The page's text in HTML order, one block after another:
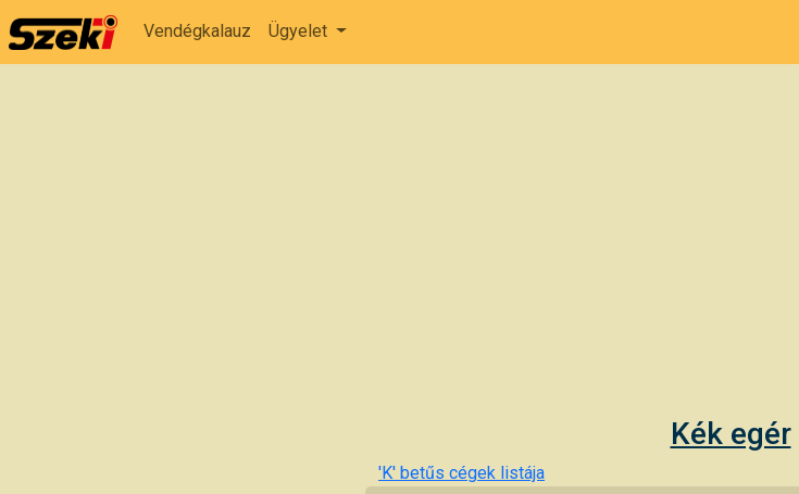
Vendégkalauz Ügyelet
Kék egér
'K' betűs cégek listája